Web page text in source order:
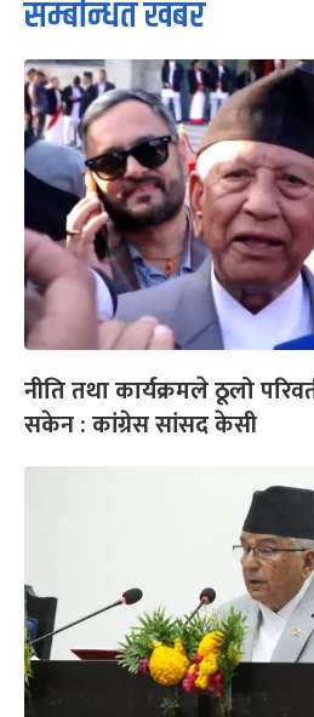
सम्बन्धित खबर
नीति तथा कार्यक्रमले ठूलो
सकेन : कांग्रेस सांसद केसी